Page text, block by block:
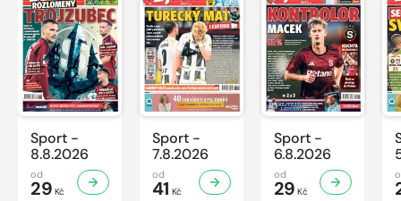
Sport -
8.8.2026
od
29 Kč
Sport -
7.8.2026
od
41 Kč
Sport -
6.8.2026
od
29 Kč